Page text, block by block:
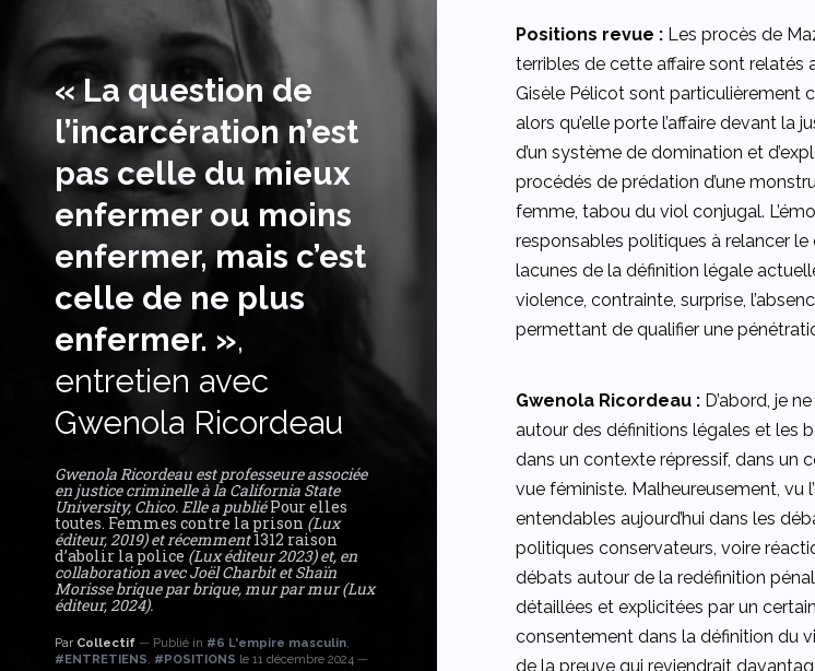
« La question de
l’incarcération n’est
pas celle du mieux
enfermer ou moins
enfermer, mais c’est
celle de ne plus
enfermer. »,
entretien avec
Gwenola Ricordeau
Gwenola Ricordeau est professeure associée
en justice criminelle à la California State
University, Chico. Elle a publiéPour elles
toutes. Femmes contre la prison (Lux
éditeur, 2019) et récemment1312 raison
d’abolir la police (Lux éditeur 2023) et, en
collaboration avec Joël Charbit et Shaïn
Morisse brique par brique, mur par mur (Lux
éditeur, 2024).
Par Collectif Publié in #6 L'empire masculin,
#ENTRETIENS, #POSITIONS le 11 décembre 2024
Positions revue : Les procès de
terribles de cette affaire sont relatés
Gisèle Pélicot sont particulièrement
alors qu’elle porte l’affaire devant la
d’un système de domination et
procédés de prédation d’une
femme, tabou du viol conjugal.
responsables politiques à relancer
lacunes de la définition légale
violence, contrainte, surprise,
permettant de qualifier une
Gwenola Ricordeau : D’abord, je
autour des définitions légales et les
dans un contexte répressif, dans un
vue féministe. Malheureusement, vu
entendables aujourd’hui dans les
politiques conservateurs, voire
débats autour de la redéfinition
détaillées et explicitées par un
consentement dans la définition du
de la preuve qui reviendrait